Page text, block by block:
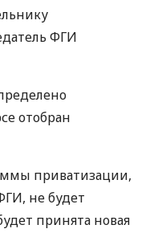
ФГИ
отобран
приватизации,
не будет
принята новая